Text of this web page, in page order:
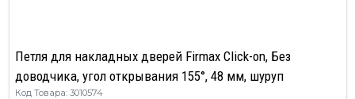
Петля для накладных дверей Firmax Click-on, Без
доводчика, угол открывания 155°, 48 мм, шуруп
Код Товара: 3010574